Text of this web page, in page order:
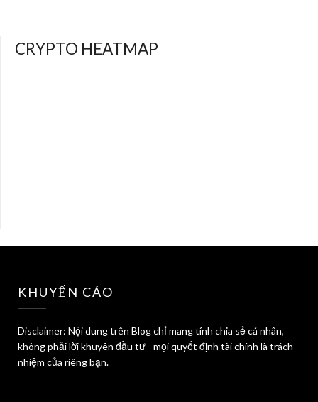
CRYPTO HEATMAP
KHUYẾN CÁO
Disclaimer: Nội dung trên Blog chỉ mang tính chia sẻ cá nhân,
không phải lời khuyên đầu tư - mọi quyết định tài chính là trách
nhiệm của riêng bạn.